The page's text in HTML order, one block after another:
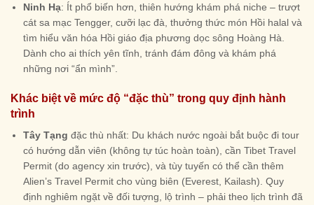
Ninh Hạ: Ít phổ biến hơn, thiên hướng khám phá niche – trượt
cát sa mạc Tengger, cưỡi lạc đà, thưởng thức món Hồi halal và
tìm hiểu văn hóa Hồi giáo địa phương dọc sông Hoàng Hà.
Dành cho ai thích yên tĩnh, tránh đám đông và khám phá
những nơi “ẩn mình”.
Khác biệt về mức độ “đặc thù” trong quy định hành
trình
Tây Tạng đặc thù nhất: Du khách nước ngoài bắt buộc đi tour
có hướng dẫn viên (không tự túc hoàn toàn), cần Tibet Travel
Permit (do agency xin trước), và tùy tuyến có thể cần thêm
Alien’s Travel Permit cho vùng biên (Everest, Kailash). Quy
định nghiêm ngặt về đối tượng, lộ trình – phải theo lịch trình đã